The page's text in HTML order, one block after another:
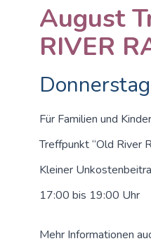
August
RIVER
Für Familien und
Treffpunkt “Old River
Kleiner
17:00 bis 19:00 Uhr
Mehr Informationen